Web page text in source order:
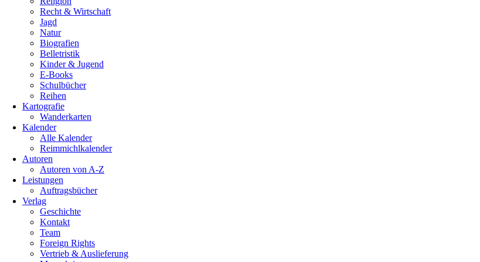
Recht & Wirtschaft
Jagd
Natur
Biografien
Belletristik
Kinder & Jugend
E-Books
Schulbücher
Reihen
Kartografie
Wanderkarten
Kalender
Alle Kalender
Reimmichlkalender
Autoren
Autoren von A-Z
Leistungen
Auftragsbücher
Verlag
Geschichte
Kontakt
Team
Foreign Rights
Vertrieb & Auslieferung